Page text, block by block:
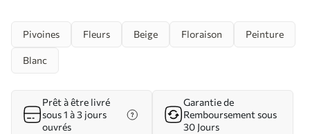
Pivoines Fleurs Beige Floraison Peinture
Blanc
Prêt à être livré
sous 1 à 3 jours
ouvrés
Garantie de
Remboursement sous
30 Jours